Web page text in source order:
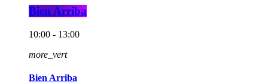
Bien Arriba
10:00 - 13:00
more_vert
Bien Arriba